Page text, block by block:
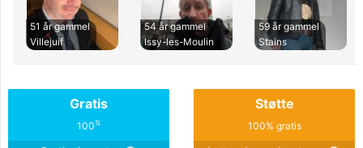
51 år gammel
Villejuif
54 år gammel
Issy-les-Moulin
59 år gammel
Stains
Gratis
100%
Støtte
100% gratis